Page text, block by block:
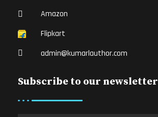
Amazon
Flipkart
admin@kumarlauthor.com
Subscribe to our newsletter